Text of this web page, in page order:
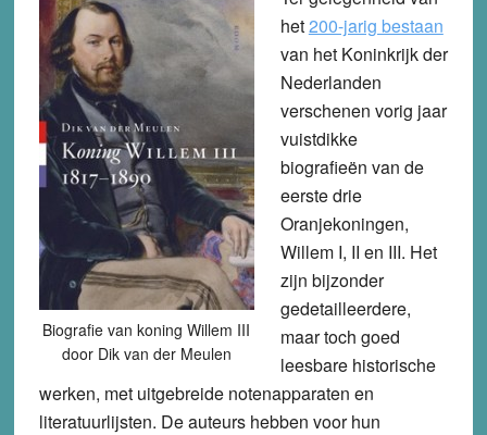
Biografie van koning Willem III
door Dik van der Meulen
het200-jarig bestaan
van het Koninkrijk der
Nederlanden
verschenen vorig jaar
vuistdikke
biografieën van de
eerste drie
Oranjekoningen,
Willem I, II en III. Het
zijn bijzonder
gedetailleerdere,
maar toch goed
leesbare historische
werken, met uitgebreide notenapparaten en
literatuurlijsten. De auteurs hebben voor hun